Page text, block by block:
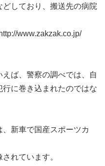
しており、搬送先の病院
www.zakzak.co.jp/
ば、警察の調べでは、自
に巻き込まれたのではな
新車で国産スポーツカ
れています。